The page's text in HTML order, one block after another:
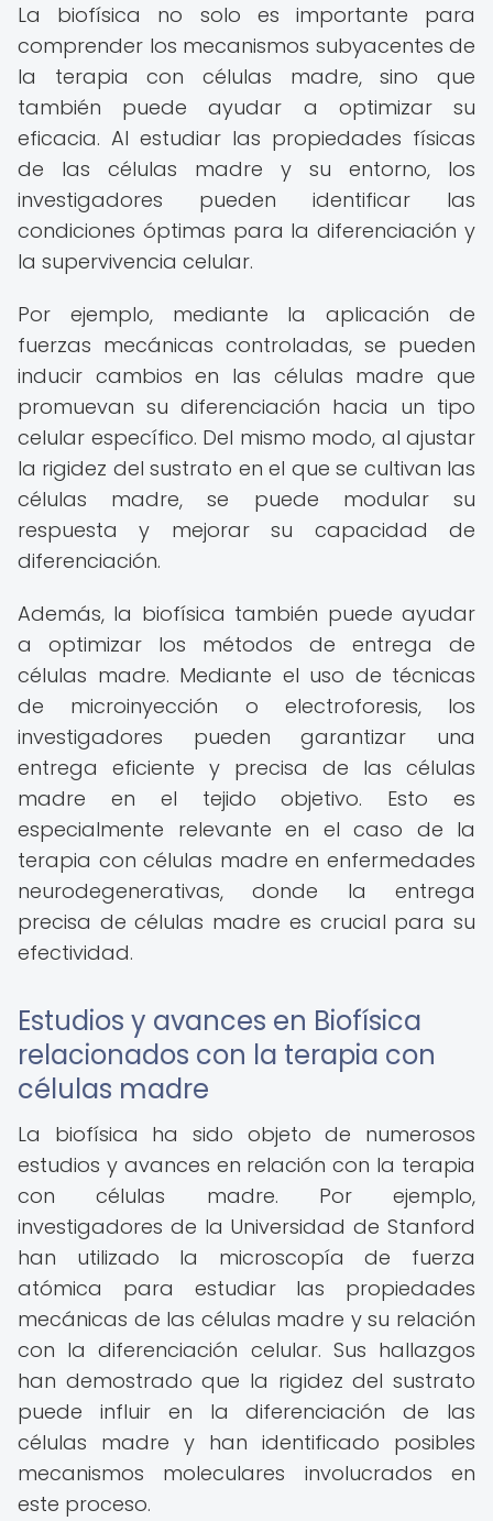
La biofísica no solo es importante para
comprender los mecanismos subyacentes de
la terapia con células madre, sino que
también puede ayudar a optimizar su
eficacia. Al estudiar las propiedades físicas
de las células madre y su entorno, los
investigadores pueden identificar las
condiciones óptimas para la diferenciación y
la supervivencia celular.
Por ejemplo, mediante la aplicación de
fuerzas mecánicas controladas, se pueden
inducir cambios en las células madre que
promuevan su diferenciación hacia un tipo
celular específico. Del mismo modo, al ajustar
la rigidez del sustrato en el que se cultivan las
células madre, se puede modular su
respuesta y mejorar su capacidad de
diferenciación.
Además, la biofísica también puede ayudar
a optimizar los métodos de entrega de
células madre. Mediante el uso de técnicas
de microinyección o electroforesis, los
investigadores pueden garantizar una
entrega eficiente y precisa de las células
madre en el tejido objetivo. Esto es
especialmente relevante en el caso de la
terapia con células madre en enfermedades
neurodegenerativas, donde la entrega
precisa de células madre es crucial para su
efectividad.
Estudios y avances en Biofísica
relacionados con la terapia con
células madre
La biofísica ha sido objeto de numerosos
estudios y avances en relación con la terapia
con células madre. Por ejemplo,
investigadores de la Universidad de Stanford
han utilizado la microscopía de fuerza
atómica para estudiar las propiedades
mecánicas de las células madre y su relación
con la diferenciación celular. Sus hallazgos
han demostrado que la rigidez del sustrato
puede influir en la diferenciación de las
células madre y han identificado posibles
mecanismos moleculares involucrados en
este proceso.